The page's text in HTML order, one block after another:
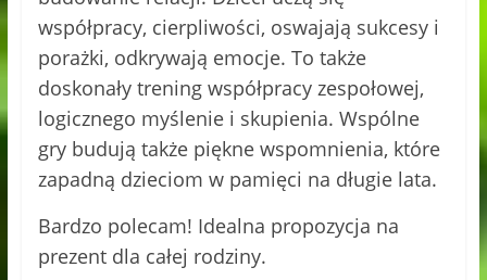
współpracy, cierpliwości, oswajają sukcesy i
porażki, odkrywają emocje. To także
doskonały trening współpracy zespołowej,
logicznego myślenie i skupienia. Wspólne
gry budują także piękne wspomnienia, które
zapadną dzieciom w pamięci na długie lata.
Bardzo polecam! Idealna propozycja na
prezent dla całej rodziny.